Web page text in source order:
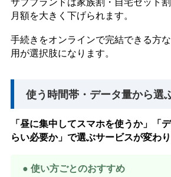
月額を大きく下げられます。
手続きをオンラインで完結できる方
用が選択肢になります。
使う時間帯・データ量から選
「昼に集中してスマホを使うか」「
らい必要か」で選ぶサービスが変わり
● 使い方ごとのおすすめ